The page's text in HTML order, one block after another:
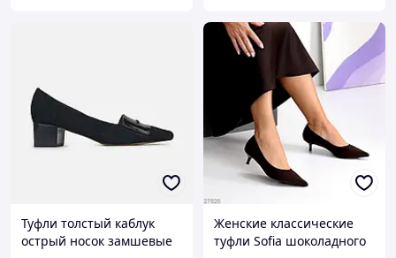
Туфли толстый каблук
острый носок замшевые
Женские классические
туфли Sofia шоколадного